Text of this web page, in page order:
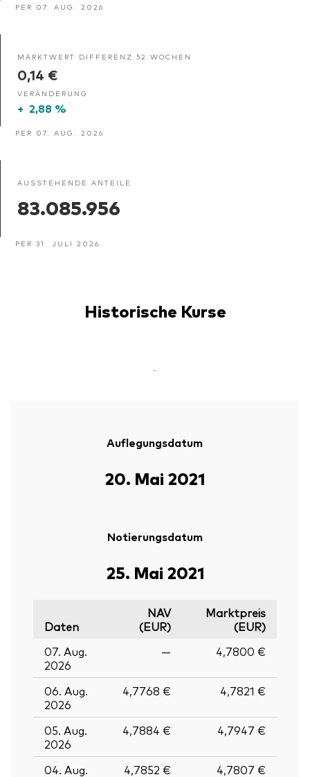
Zurück
PER 07. AUG. 2026
MARKTWERT DIFFERENZ 52 WOCHEN
0,14 €
VERÄNDERUNG
+ 2,88 %
PER 07. AUG. 2026
AUSSTEHENDE ANTEILE
83.085.956
PER 31. JULI 2026
Historische Kurse
-
Auflegungsdatum
20. Mai 2021
Notierungsdatum
25. Mai 2021
Daten
NAV
(EUR)
Marktpreis
(EUR)
07. Aug.
2026
— 4,7800 €
06. Aug.
2026
4,7768 € 4,7821 €
05. Aug.
2026
4,7884 € 4,7947 €
04. Aug.
4,7852 € 4,7807 €